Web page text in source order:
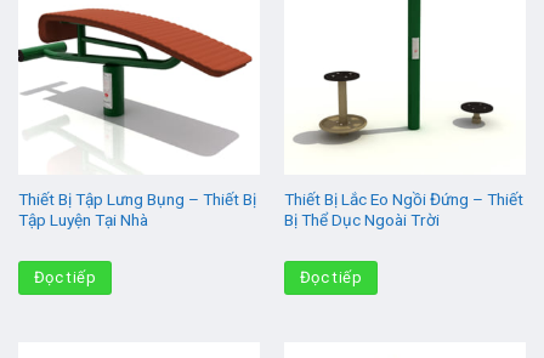
Thiết Bị Tập Lưng Bụng – Thiết Bị
Tập Luyện Tại Nhà
Đọc tiếp
Thiết Bị Lắc Eo Ngồi Đứng – Thiết
Bị Thể Dục Ngoài Trời
Đọc tiếp